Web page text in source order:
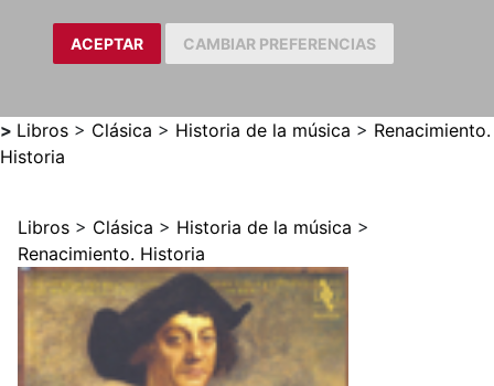
ACEPTAR CAMBIAR PREFERENCIAS
> Libros > Clásica > Historia de la música > Renacimiento.
Historia
Libros > Clásica > Historia de la música >
Renacimiento. Historia